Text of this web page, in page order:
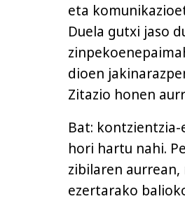
eta
Duela gutxi jaso
dioen
Zitazio honen
Bat:
hori hartu nahi.
zibilaren
ezertarako